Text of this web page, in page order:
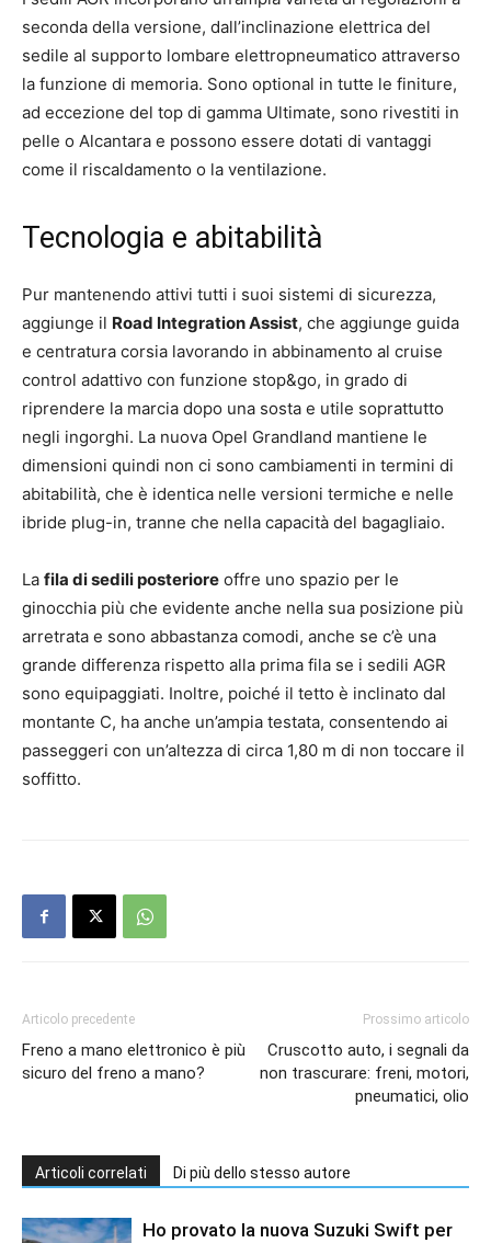
seconda della versione, dall’inclinazione elettrica del
sedile al supporto lombare elettropneumatico attraverso
la funzione di memoria. Sono optional in tutte le finiture,
ad eccezione del top di gamma Ultimate, sono rivestiti in
pelle o Alcantara e possono essere dotati di vantaggi
come il riscaldamento o la ventilazione.
Tecnologia e abitabilità
Pur mantenendo attivi tutti i suoi sistemi di sicurezza,
aggiunge il Road Integration Assist, che aggiunge guida
e centratura corsia lavorando in abbinamento al cruise
control adattivo con funzione stop&go, in grado di
riprendere la marcia dopo una sosta e utile soprattutto
negli ingorghi. La nuova Opel Grandland mantiene le
dimensioni quindi non ci sono cambiamenti in termini di
abitabilità, che è identica nelle versioni termiche e nelle
ibride plug-in, tranne che nella capacità del bagagliaio.
La fila di sedili posteriore offre uno spazio per le
ginocchia più che evidente anche nella sua posizione più
arretrata e sono abbastanza comodi, anche se c’è una
grande differenza rispetto alla prima fila se i sedili AGR
sono equipaggiati. Inoltre, poiché il tetto è inclinato dal
montante C, ha anche un’ampia testata, consentendo ai
passeggeri con un’altezza di circa 1,80 m di non toccare il
soffitto.
Articolo precedente
Freno a mano elettronico è più
sicuro del freno a mano?
Prossimo articolo
Cruscotto auto, i segnali da
non trascurare: freni, motori,
pneumatici, olio
Articoli correlati Di più dello stesso autore
Ho provato la nuova Suzuki Swift per